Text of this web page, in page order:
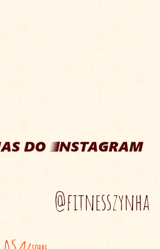
@fitnesszynha